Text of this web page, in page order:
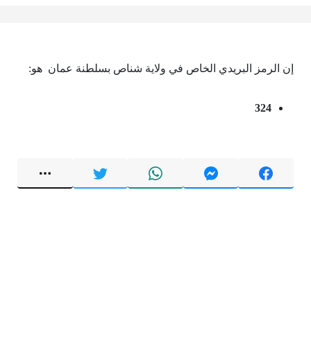
إن الرمز البريدي الخاص في ولاية شناص بسلطنة عمان هو:
324